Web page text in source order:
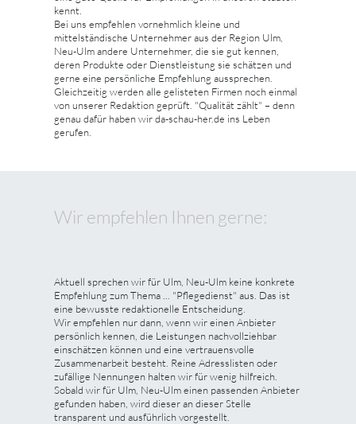
kennt.
Bei uns empfehlen vornehmlich kleine und
mittelständische Unternehmer aus der Region Ulm,
Neu-Ulm andere Unternehmer, die sie gut kennen,
deren Produkte oder Dienstleistung sie schätzen und
gerne eine persönliche Empfehlung aussprechen.
Gleichzeitig werden alle gelisteten Firmen noch einmal
von unserer Redaktion geprüft. "Qualität zählt" – denn
genau dafür haben wir da-schau-her.de ins Leben
gerufen.
Wir empfehlen Ihnen gerne:
Aktuell sprechen wir für Ulm, Neu-Ulm keine konkrete
Empfehlung zum Thema ... "Pflegedienst" aus. Das ist
eine bewusste redaktionelle Entscheidung.
Wir empfehlen nur dann, wenn wir einen Anbieter
persönlich kennen, die Leistungen nachvollziehbar
einschätzen können und eine vertrauensvolle
Zusammenarbeit besteht. Reine Adresslisten oder
zufällige Nennungen halten wir für wenig hilfreich.
Sobald wir für Ulm, Neu-Ulm einen passenden Anbieter
gefunden haben, wird dieser an dieser Stelle
transparent und ausführlich vorgestellt.